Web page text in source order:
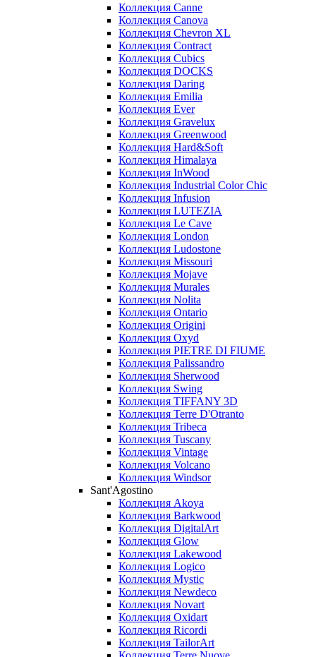
Коллекция Canne
Коллекция Canova
Коллекция Chevron XL
Коллекция Contract
Коллекция Cubics
Коллекция DOCKS
Коллекция Daring
Коллекция Emilia
Коллекция Ever
Коллекция Gravelux
Коллекция Greenwood
Коллекция Hard&Soft
Коллекция Himalaya
Коллекция InWood
Коллекция Industrial Color Chic
Коллекция Infusion
Коллекция LUTEZIA
Коллекция Le Cave
Коллекция London
Коллекция Ludostone
Коллекция Missouri
Коллекция Mojave
Коллекция Murales
Коллекция Nolita
Коллекция Ontario
Коллекция Origini
Коллекция Oxyd
Коллекция PIETRE DI FIUME
Коллекция Palissandro
Коллекция Sherwood
Коллекция Swing
Коллекция TIFFANY 3D
Коллекция Terre D'Otranto
Коллекция Tribeca
Коллекция Tuscany
Коллекция Vintage
Коллекция Volcano
Коллекция Windsor
Sant'Agostino
Коллекция Akoya
Коллекция Barkwood
Коллекция DigitalArt
Коллекция Glow
Коллекция Lakewood
Коллекция Logico
Коллекция Mystic
Коллекция Newdeco
Коллекция Novart
Коллекция Oxidart
Коллекция Ricordi
Коллекция TailorArt